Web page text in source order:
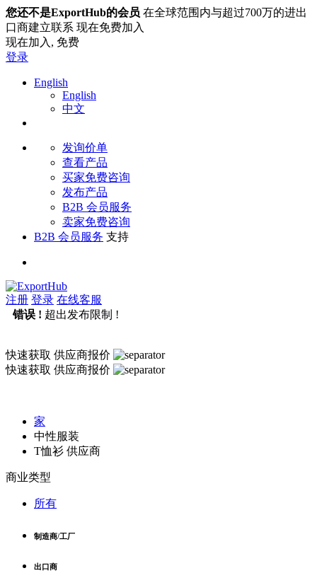
您还不是ExportHub的会员 在全球范围内与超过700万的进出
口商建立联系 现在免费加入
现在加入, 免费
登录
English
English
中文
发询价单
查看产品
买家免费咨询
发布产品
B2B 会员服务
卖家免费咨询
B2B 会员服务 支持
注册 登录 在线客服
错误 ! 超出发布限制 !
快速获取 供应商报价
快速获取 供应商报价
家
中性服装
T恤衫 供应商
商业类型
所有
制造商/工厂
出口商